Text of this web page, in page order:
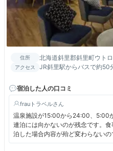
住所 北海道斜里郡斜里町ウト
アクセス
JR斜里駅からバスで約50
宿泊した人の口コミ
frauトラベル
温泉施設が15:00から24:00、5:00
連泊には向かないのが残念です。
泊した場合内容が殆ど変わらない
が最終入場8:30で9:00終了なのは